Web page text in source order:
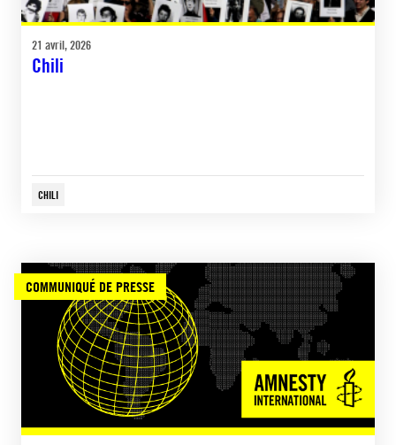
21 avril, 2026
Chili
CHILI
COMMUNIQUÉ DE PRESSE